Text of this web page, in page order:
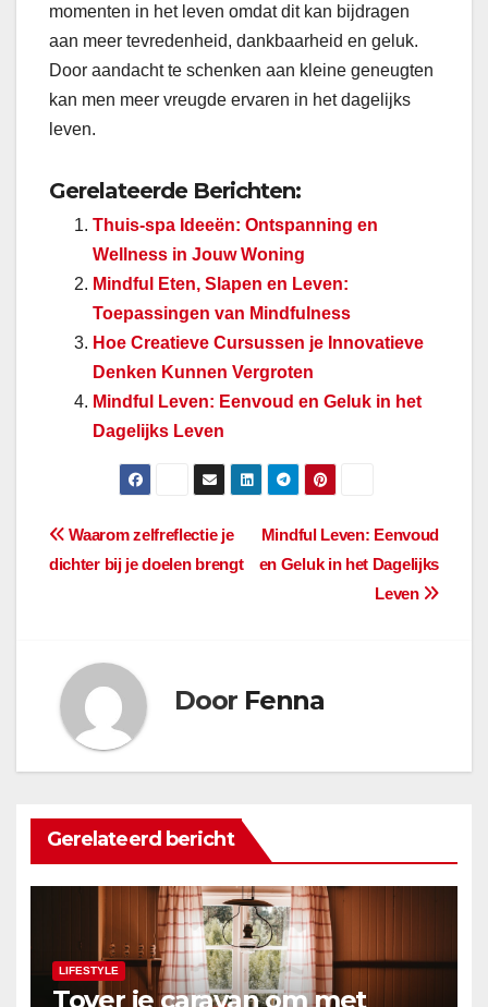
momenten in het leven omdat dit kan bijdragen
aan meer tevredenheid, dankbaarheid en geluk.
Door aandacht te schenken aan kleine geneugten
kan men meer vreugde ervaren in het dagelijks
leven.
Gerelateerde Berichten:
Thuis-spa Ideeën: Ontspanning en
Wellness in Jouw Woning
Mindful Eten, Slapen en Leven:
Toepassingen van Mindfulness
Hoe Creatieve Cursussen je Innovatieve
Denken Kunnen Vergroten
Mindful Leven: Eenvoud en Geluk in het
Dagelijks Leven
Bericht
navigatie
Mindful Leven: Eenvoud
en Geluk in het Dagelijks
Leven
Waarom zelfreflectie je
dichter bij je doelen brengt
Door Fenna
Gerelateerd bericht
LIFESTYLE
Tover je caravan om met